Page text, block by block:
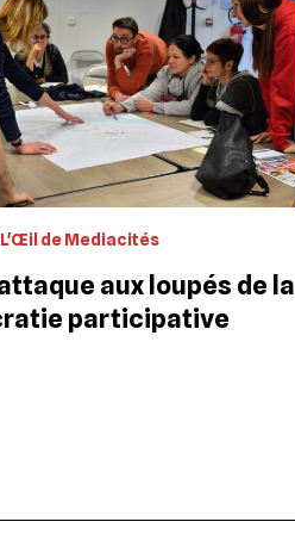
L'Œil de Mediacités
aux loupés de la
participative